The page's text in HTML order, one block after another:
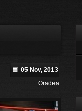
05 Nov, 2013
Oradea